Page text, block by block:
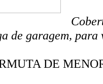
de garagem,
DE